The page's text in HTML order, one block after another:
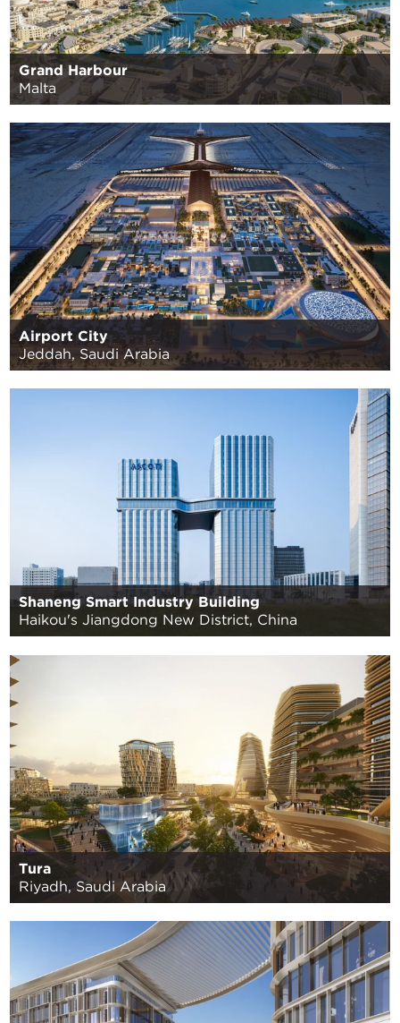
Grand Harbour
Malta
Airport City
Jeddah, Saudi Arabia
Shaneng Smart Industry Building
Haikou's Jiangdong New District, China
Tura
Riyadh, Saudi Arabia